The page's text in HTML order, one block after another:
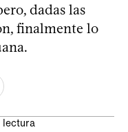
dadas las
finalmente lo
lectura